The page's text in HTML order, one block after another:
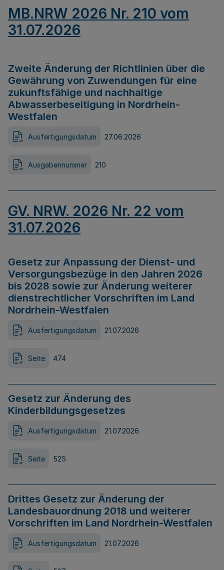
MB.NRW 2026 Nr. 210 vom
31.07.2026
Zweite Änderung der Richtlinien über die
Gewährung von Zuwendungen für eine
zukunftsfähige und nachhaltige
Abwasserbeseitigung in Nordrhein-
Westfalen
Ausfertigungsdatum 27.06.2026
Ausgabennummer 210
GV. NRW. 2026 Nr. 22 vom
31.07.2026
Gesetz zur Anpassung der Dienst- und
Versorgungsbezüge in den Jahren 2026
bis 2028 sowie zur Änderung weiterer
dienstrechtlicher Vorschriften im Land
Nordrhein-Westfalen
Ausfertigungsdatum 21.07.2026
Seite 474
Gesetz zur Änderung des
Kinderbildungsgesetzes
Ausfertigungsdatum 21.07.2026
Seite 525
Drittes Gesetz zur Änderung der
Landesbauordnung 2018 und weiterer
Vorschriften im Land Nordrhein-Westfalen
Ausfertigungsdatum 21.07.2026